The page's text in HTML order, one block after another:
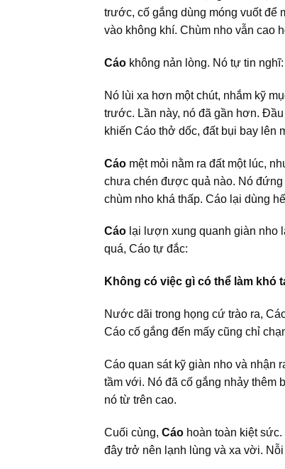
trước, cố gắng dùng móng vuốt để
vào không khí. Chùm nho vẫn cao
Cáo không nản lòng. Nó tự tin nghĩ:
Nó lùi xa hơn một chút, nhắm kỹ
trước. Lần này, nó đã gần hơn.
khiến Cáo thở dốc, đất bụi bay lên
Cáo mệt mỏi nằm ra đất một lúc,
chưa chén được quả nào. Nó
chùm nho khá thấp. Cáo lại dùng
Cáo lại lượn xung quanh giàn nho
quá, Cáo tự đắc:
Không có việc gì có thể làm khó
Nước dãi trong họng cứ trào ra,
Cáo cố gắng đến mấy cũng chỉ
Cáo quan sát kỹ giàn nho và nhận
tầm với. Nó đã cố gắng nhảy thêm
nó từ trên cao.
Cuối cùng, Cáo hoàn toàn kiệt
đây trở nên lạnh lùng và xa vời.